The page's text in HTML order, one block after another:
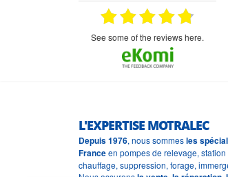
see some of the reviews here.
bonjour commande pompe puit malgré un
appel en dehors des heures d ouverture votre
commercial a géré ma demande le devis reçu
immédiatement un fois le paiement effectue la
commande a été valider l envoi a été un peu
long mais dans l ensemble très satisfait
L'EXPERTISE MOTRALEC
Depuis 1976, nous sommesles
Franceen pompes de relevage,
chauffage, suppression, forage,